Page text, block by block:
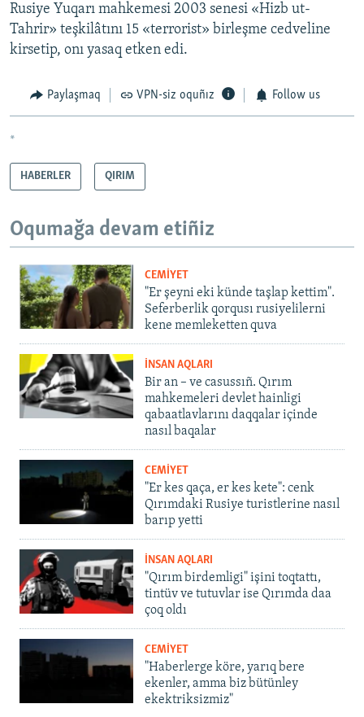
Rusiye Yuqarı mahkemesi 2003 senesi «Hizb ut-
Tahrir» teşkilâtını 15 «terrorist» birleşme cedveline
kirsetip, onı yasaq etken edi.
Paylaşmaq VPN-siz oquñız Follow us
*
HABERLER QIRIM
Oqumağa devam etiñiz
CEMİYET
"Er şeyni eki künde taşlap kettim".
Seferberlik qorqusı rusiyelilerni
kene memleketten quva
İNSAN AQLARI
Bir an – ve casussıñ. Qırım
mahkemeleri devlet hainligi
qabaatlavlarını daqqalar içinde
nasıl baqalar
CEMİYET
"Er kes qaça, er kes kete": cenk
Qırımdaki Rusiye turistlerine nasıl
barıp yetti
İNSAN AQLARI
"Qırım birdemligi" işini toqtattı,
tintüv ve tutuvlar ise Qırımda daa
çoq oldı
CEMİYET
"Haberlerge köre, yarıq bere
ekenler, amma biz bütünley
ekektriksizmiz"